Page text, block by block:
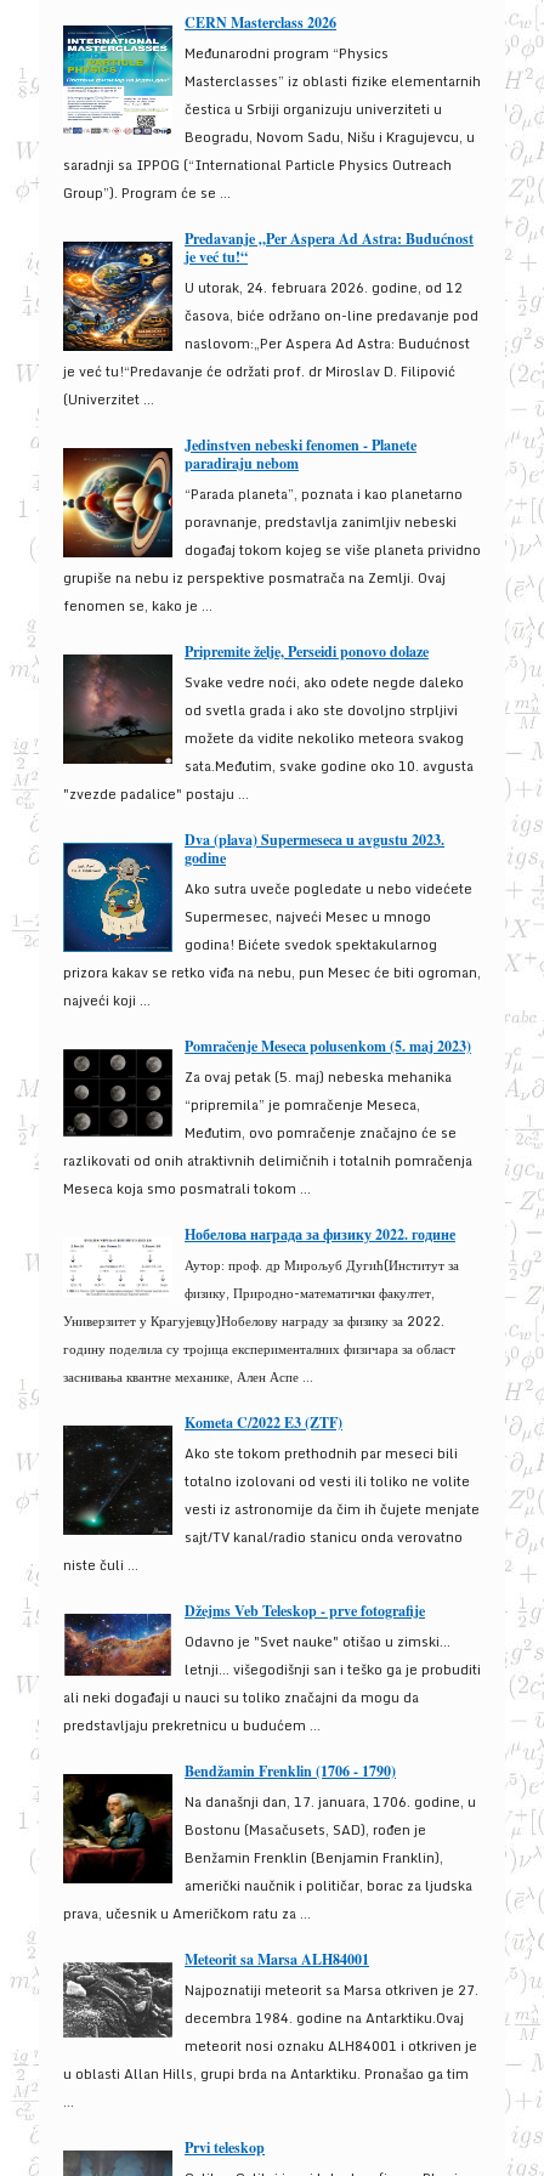
CERN Masterclass 2026
Međunarodni program “Physics
Masterclasses” iz oblasti fizike elementarnih
čestica u Srbiji organizuju univerziteti u
Beogradu, Novom Sadu, Nišu i Kragujevcu, u
saradnji sa IPPOG (“International Particle Physics Outreach
Group”). Program će se ...
Predavanje „Per Aspera Ad Astra: Budućnost
je već tu!“
U utorak, 24. februara 2026. godine, od 12
časova, biće održano on-line predavanje pod
naslovom:„Per Aspera Ad Astra: Budućnost
je već tu!“Predavanje će održati prof. dr Miroslav D. Filipović
(Univerzitet ...
Jedinstven nebeski fenomen - Planete
paradiraju nebom
“Parada planeta”, poznata i kao planetarno
poravnanje, predstavlja zanimljiv nebeski
događaj tokom kojeg se više planeta prividno
grupiše na nebu iz perspektive posmatrača na Zemlji. Ovaj
fenomen se, kako je ...
Pripremite želje, Perseidi ponovo dolaze
Svake vedre noći, ako odete negde daleko
od svetla grada i ako ste dovoljno strpljivi
možete da vidite nekoliko meteora svakog
sata.Međutim, svake godine oko 10. avgusta
"zvezde padalice" postaju ...
Dva (plava) Supermeseca u avgustu 2023.
godine
Ako sutra uveče pogledate u nebo videćete
Supermesec, najveći Mesec u mnogo
godina! Bićete svedok spektakularnog
prizora kakav se retko viđa na nebu, pun Mesec će biti ogroman,
najveći koji ...
Pomračenje Meseca polusenkom (5. maj 2023)
Za ovaj petak (5. maj) nebeska mehanika
“pripremila” je pomračenje Meseca,
Međutim, ovo pomračenje značajno će se
razlikovati od onih atraktivnih delimičnih i totalnih pomračenja
Meseca koja smo posmatrali tokom ...
Нобелова награда за физику 2022. године
Аутор: проф. др Мирољуб Дугић(Институт за
физику, Природно-математички факултет,
Универзитет у Крагујевцу)Нобелову награду за физику за 2022.
годину поделила су тројица експерименталних физичара за област
заснивања квантне механике, Ален Аспе ...
Kometa C/2022 E3 (ZTF)
Ako ste tokom prethodnih par meseci bili
totalno izolovani od vesti ili toliko ne volite
vesti iz astronomije da čim ih čujete menjate
sajt/TV kanal/radio stanicu onda verovatno
niste čuli ...
Džejms Veb Teleskop - prve fotografije
Odavno je "Svet nauke" otišao u zimski...
letnji... višegodišnji san i teško ga je probuditi
ali neki događaji u nauci su toliko značajni da mogu da
predstavljaju prekretnicu u budućem ...
Bendžamin Frenklin (1706 - 1790)
Na današnji dan, 17. januara, 1706. godine, u
Bostonu (Masačusets, SAD), rođen je
Benžamin Frenklin (Benjamin Franklin),
američki naučnik i političar, borac za ljudska
prava, učesnik u Američkom ratu za ...
Meteorit sa Marsa ALH84001
Najpoznatiji meteorit sa Marsa otkriven je 27.
decembra 1984. godine na Antarktiku.Ovaj
meteorit nosi oznaku ALH84001 i otkriven je
u oblasti Allan Hills, grupi brda na Antarktiku. Pronašao ga tim
...
Prvi teleskop